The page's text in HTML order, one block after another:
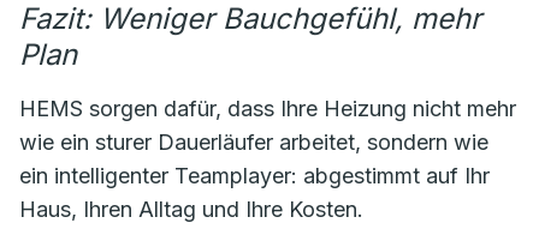
Fazit: Weniger Bauchgefühl, mehr
Plan
HEMS sorgen dafür, dass Ihre Heizung nicht mehr
wie ein sturer Dauerläufer arbeitet, sondern wie
ein intelligenter Teamplayer: abgestimmt auf Ihr
Haus, Ihren Alltag und Ihre Kosten.